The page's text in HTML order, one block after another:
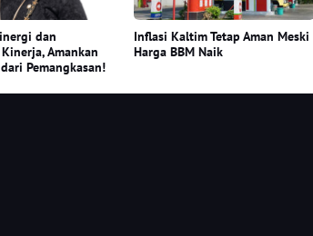
dan
Amankan
Pemangkasan!
Inflasi Kaltim Tetap Aman Meski
Harga BBM Naik